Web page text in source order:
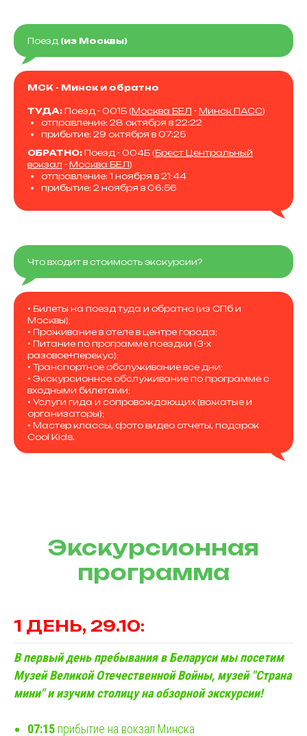
Поезд (из Москвы)
МСК - Минск и обратно
ТУДА: Поезд - 001Б (Москва БЕЛ - Минск ПАСС)
отправление: 28 октября в 22:22
прибытие: 29 октября в 07:25
ОБРАТНО: Поезд - 004Б (Брест Центральный
вокзал - Москва БЕЛ)
отправление: 1 ноября в 21:44
прибытие: 2 ноября в 06:56
Что входит в стоимость экскурсии?
• Билеты на поезд туда и обратно (из СПб и
Москвы);
• Проживание в отеле в центре города;
• Питание по программе поездки (3-х
разовое+перекус);
• Транспортное обслуживание все дни;
• Экскурсионное обслуживание по программе с
входными билетами;
• Услуги гида и сопровождающих (вожатые и
организаторы);
• Мастер классы, фото видео отчеты, подарок
Cool Kids.
Экскурсионная
программа
1 ДЕНЬ, 29.10:
В первый день пребывания в Беларуси мы посетим
Музей Великой Отечественной Войны, музей "Страна
мини" и изучим столицу на обзорной экскурсии!
07:15 прибытие на вокзал Минска